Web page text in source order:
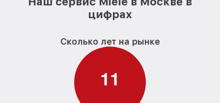
цифрах
Сколько лет на рынке
11